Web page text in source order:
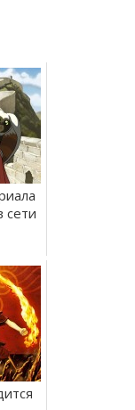
сети